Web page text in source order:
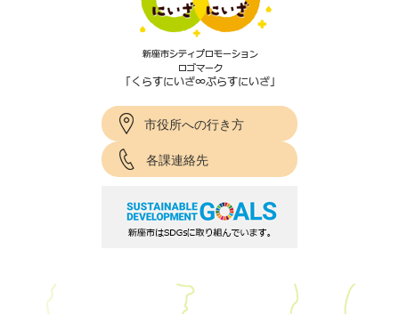
市役所への行き方
各課連絡先